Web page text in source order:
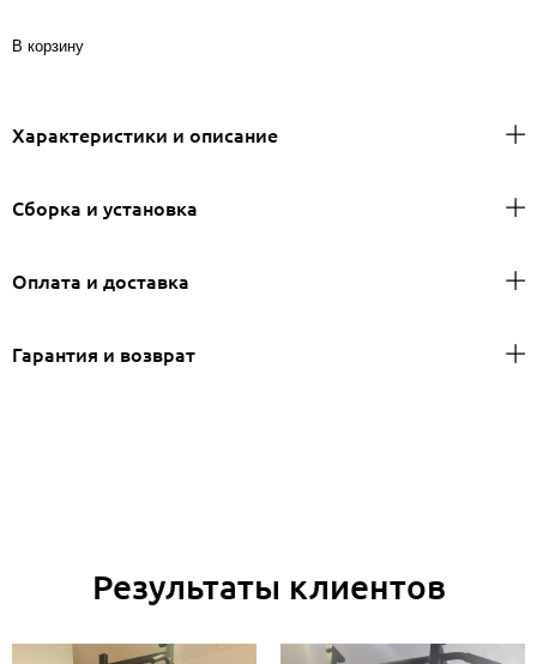
В корзину
Характеристики и описание
Сборка и установка
Оплата и доставка
Гарантия и возврат
Результаты клиентов